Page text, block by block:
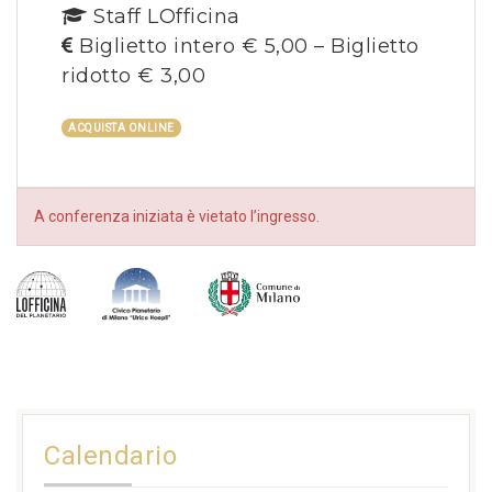
Staff LOfficina
Biglietto intero € 5,00 – Biglietto
ridotto € 3,00
ACQUISTA ONLINE
A conferenza iniziata è vietato l’ingresso.
Calendario